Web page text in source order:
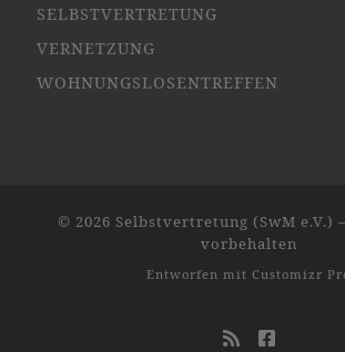
SELBSTVERTRETUNG
VERNETZUNG
WOHNUNGSLOSENTREFFEN
© 2026 Selbstvertretung (SwM e.V.) –
vorbehalten
Entworfen mit Customizr